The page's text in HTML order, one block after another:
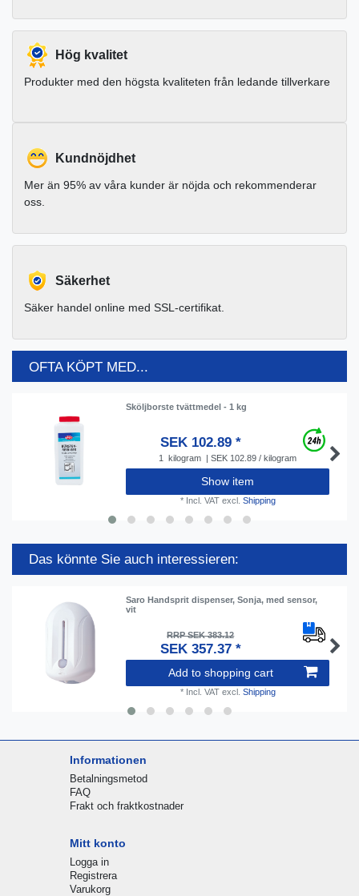
Hög kvalitet
Produkter med den högsta kvaliteten från ledande tillverkare
Kundnöjdhet
Mer än 95% av våra kunder är nöjda och rekommenderar
oss.
Säkerhet
Säker handel online med SSL-certifikat.
OFTA KÖPT MED...
Sköljborste tvättmedel - 1 kg
SEK 102.89 *
1 kilogram | SEK 102.89 / kilogram
Show item
* Incl. VATexcl. Shipping
Das könnte Sie auch interessieren:
Saro Handsprit dispenser, Sonja, med sensor,
vit
RRP SEK 383.12
SEK 357.37 *
Add to shopping cart
* Incl. VATexcl. Shipping
Informationen
Betalningsmetod
FAQ
Frakt och fraktkostnader
Mitt konto
Logga in
Registrera
Varukorg